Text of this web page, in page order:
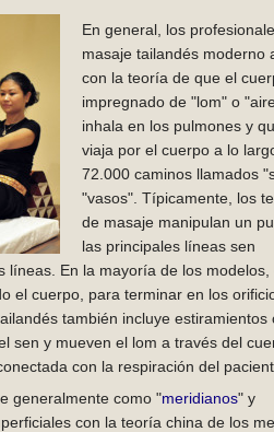
En general, los
masaje tailandés moderno
con la teoría de que el
impregnado de "lom" o
inhala en los pulmones y
viaja por el cuerpo a lo
72.000 caminos llamados
"vasos". Típicamente, los
de masaje manipulan un
las principales líneas sen
líneas. En la mayoría de los modelos,
el cuerpo, para terminar en los
también incluye estiramientos
sen y mueven el lom a través del
con la respiración del
generalmente como "meridianos" y
con la teoría china de los